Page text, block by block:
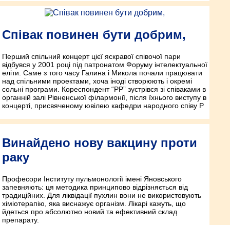
Співак повинен бути добрим,
Перший спільний концерт цієї яскравої співочої пари
відбувся у 2001 році під патронатом Форуму інтелектуальної
еліти. Саме з того часу Галина і Микола почали працювати
над спільними проектами, хоча іноді створюють і окремі
сольні програми. Кореспондент “РР” зустрівся зі співаками в
органній залі Рівненської філармонії, після їхнього виступу в
концерті, присвяченому ювілею кафедри народного співу Р
Винайдено нову вакцину проти
раку
Професори Інституту пульмонології імені Яновського
запевняють: ця методика принципово відрізняється від
традиційних. Для ліквідації пухлин вони не використовують
хіміотерапію, яка виснажує організм. Лікарі кажуть, що
йдеться про абсолютно новий та ефективний склад
препарату.